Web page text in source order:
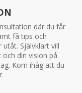
där du får
få tips och
Självklart vill
din vision på
Kom ihåg att du